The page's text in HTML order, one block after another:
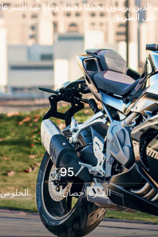
يريدون تحكمًا دقيقًا، وثباتًا عند
على الطريق
95
القدرة (حصان)